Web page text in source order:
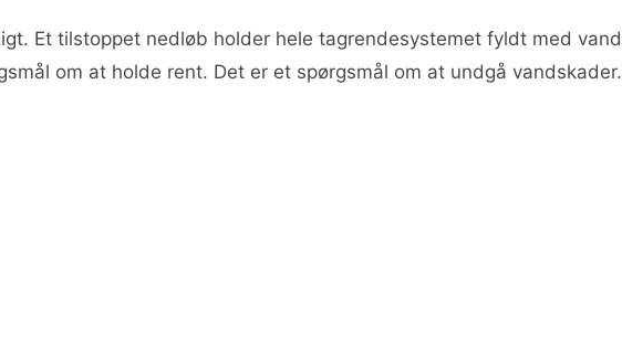
Et tilstoppet nedløb holder hele tagrendesystemet fyldt med vand
om at holde rent. Det er et spørgsmål om at undgå vandskader.